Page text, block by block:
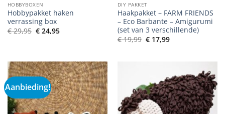
HOBBYBOXEN
Hobbypakket haken
verrassing box
€29,95 Oorspronkelijke
prijs
€24,95Huidige
DIY PAKKET
Haakpakket – FARM FRIENDS
– Eco Barbante – Amigurumi
(set van 3 verschillende)
€19,99 Oorspronkelijke
prijs
€17,99Huidige
Aanbieding!